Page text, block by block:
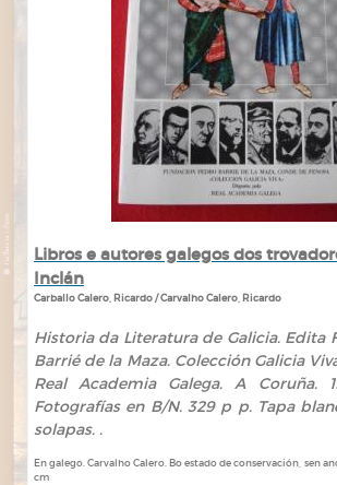
Libros e autores galegos dos
Inclán
Carballo Calero, Ricardo / Carvalho Calero, Ricardo
Historia da Literatura de Galicia. Edita
Barrié de la Maza. Colección Galicia
Real Academia Galega. A Coruña.
Fotografías en B/N. 329 p p. Tapa
solapas. .
En galego. Carvalho Calero. Bo estado de conservación, sen
cm